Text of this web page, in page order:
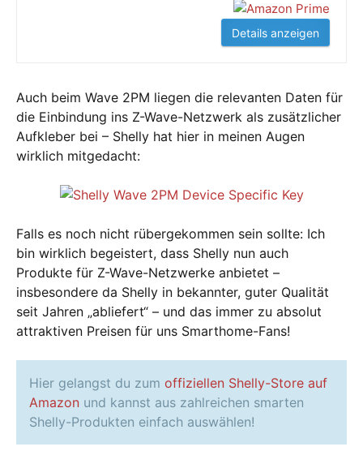
Details anzeigen
Auch beim Wave 2PM liegen die relevanten Daten für
die Einbindung ins Z-Wave-Netzwerk als zusätzlicher
Aufkleber bei – Shelly hat hier in meinen Augen
wirklich mitgedacht:
Falls es noch nicht rübergekommen sein sollte: Ich
bin wirklich begeistert, dass Shelly nun auch
Produkte für Z-Wave-Netzwerke anbietet –
insbesondere da Shelly in bekannter, guter Qualität
seit Jahren „abliefert“ – und das immer zu absolut
attraktiven Preisen für uns Smarthome-Fans!
Hier gelangst du zum offiziellen Shelly-Store auf
Amazon und kannst aus zahlreichen smarten
Shelly-Produkten einfach auswählen!